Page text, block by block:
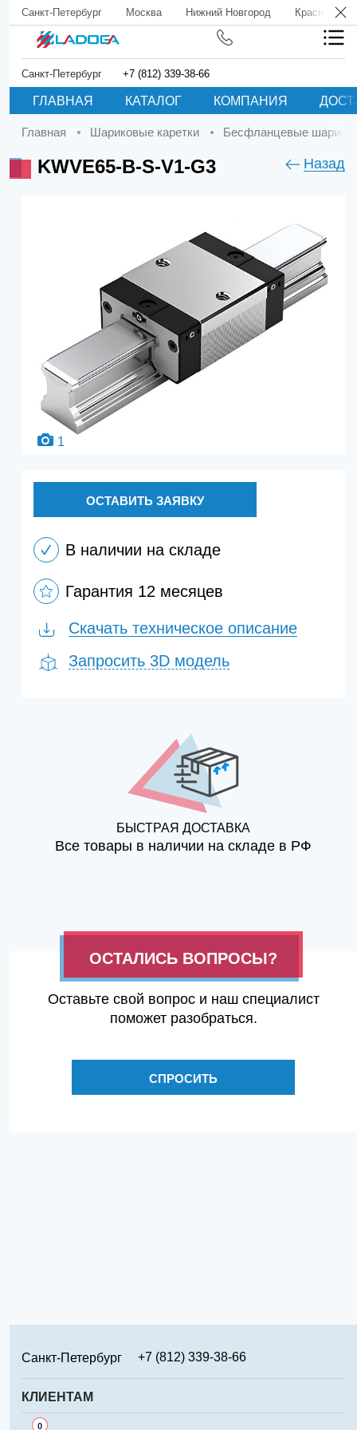
Санкт-Петербург Москва Нижний Новгород Краснодар
Санкт-Петербург +7 (812) 339-38-66
ГЛАВНАЯ КАТАЛОГ КОМПАНИЯ
Главная Шариковые каретки Бесфланцевые
KWVE65-B-S-V1-G3 Назад
1
ОСТАВИТЬ ЗАЯВКУ
В наличии на складе
Гарантия 12 месяцев
Скачать техническое описание
Запросить 3D модель
БЫСТРАЯ ДОСТАВКА
Все товары в наличии на складе в РФ
ОСТАЛИСЬ ВОПРОСЫ?
Оставьте свой вопрос и наш специалист
поможет разобраться.
СПРОСИТЬ
Санкт-Петербург
+7 (812) 339-38-66
Москва
+7 (499) 346-65-02
КЛИЕНТАМ
Сервис
0